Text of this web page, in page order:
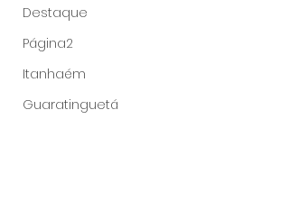
Destaque
Página2
Itanhaém
Guaratinguetá